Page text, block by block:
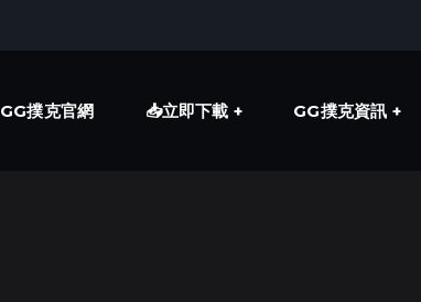
GG撲克官網 📥立即下載 GG撲克資訊